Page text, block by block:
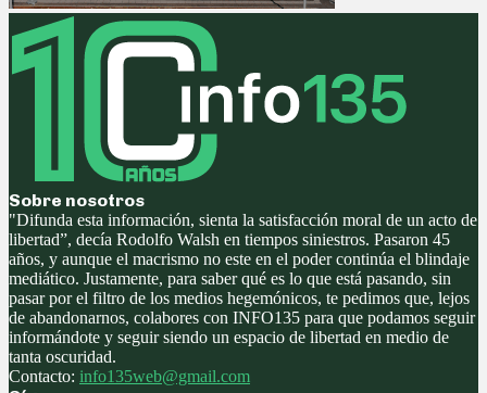
Sobre nosotros
"Difunda esta información, sienta la satisfacción moral de un acto de
libertad”, decía Rodolfo Walsh en tiempos siniestros. Pasaron 45
años, y aunque el macrismo no este en el poder continúa el blindaje
mediático. Justamente, para saber qué es lo que está pasando, sin
pasar por el filtro de los medios hegemónicos, te pedimos que, lejos
de abandonarnos, colabores con INFO135 para que podamos seguir
informándote y seguir siendo un espacio de libertad en medio de
tanta oscuridad.
Contacto: info135web@gmail.com